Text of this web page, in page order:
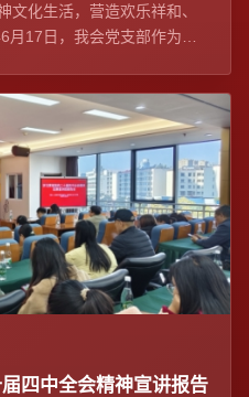
文化生活，营造欢乐祥和、
17日，我会党支部作为社
四中全会精神宣讲报告